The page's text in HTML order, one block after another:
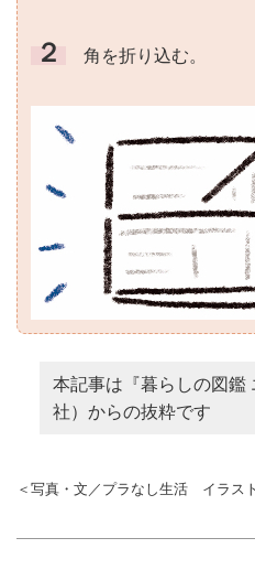
２ 角を折り込む。
本記事は『暮らしの図鑑
社）からの抜粋です
＜写真・文／プラなし生活 イラス